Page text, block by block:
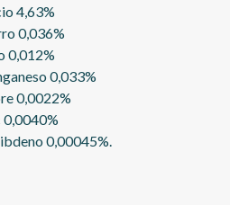
4,63%
0,036%
0,012%
0,033%
0,0022%
0,0040%
0,00045%.